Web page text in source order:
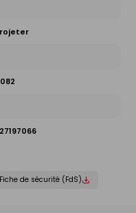
27197066
Fiche de sécurité (FdS)